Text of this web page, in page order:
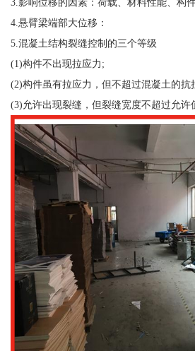
4.悬臂梁端部大位移：
5.混凝土结构裂缝控制的三个等级
(1)构件不出现拉应力;
(2)构件虽有拉应力，但不超过混凝土的抗
(3)允许出现裂缝，但裂缝宽度不超过允许